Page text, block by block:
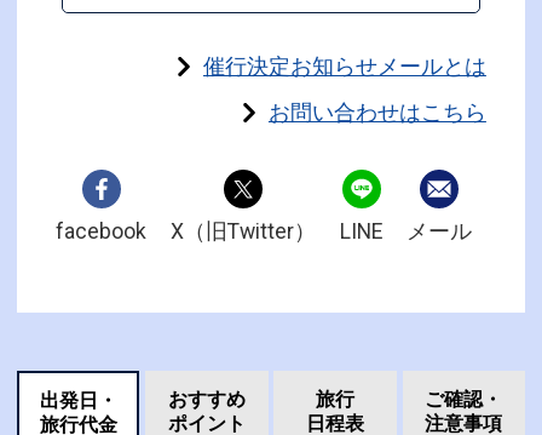
催行決定お知らせメールとは
お問い合わせはこちら
facebook X（旧Twitter） LINE メール
出発日・
旅行代金
おすすめ
ポイント
旅行
日程表
ご確認・
注意事項